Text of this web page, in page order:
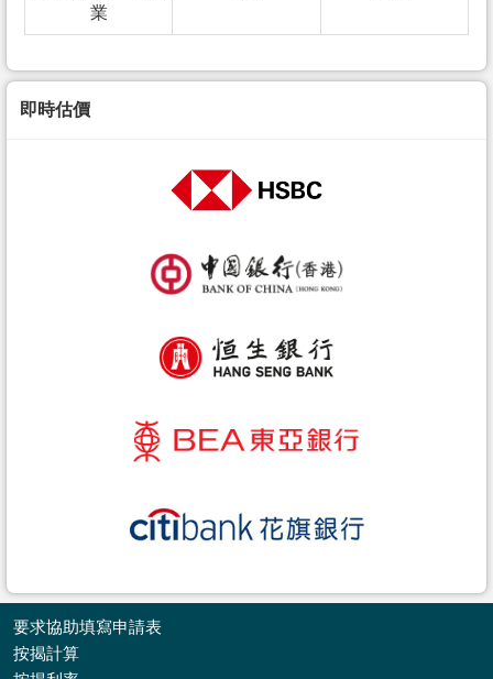
業
即時估價
要求協助填寫申請表
按揭計算